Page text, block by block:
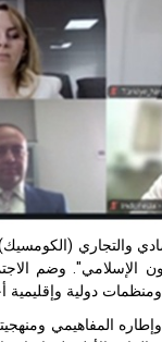
دولية وإقليمية
ومنهجيته